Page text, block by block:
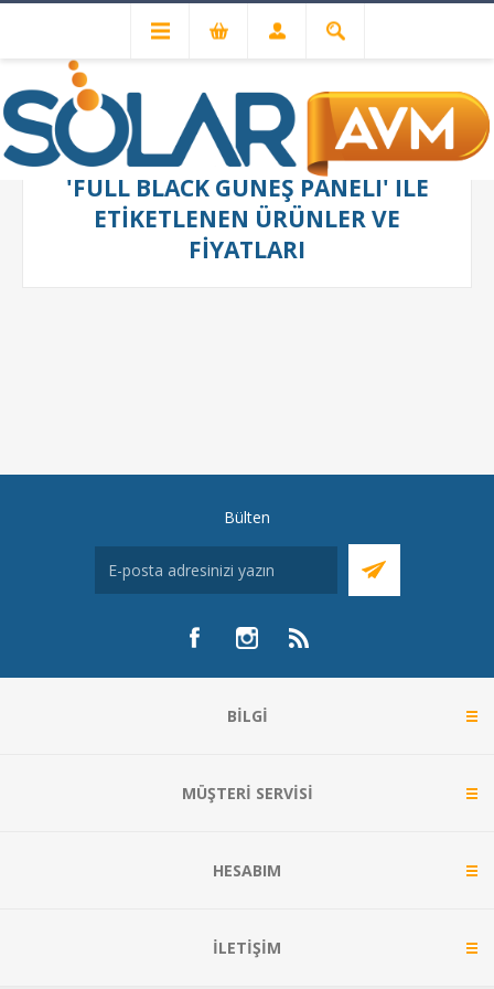
'FULL BLACK GÜNEŞ PANELI' ILE
ETIKETLENEN ÜRÜNLER VE
FIYATLARI
Bülten
BILGI
MÜŞTERI SERVISI
HESABIM
İLETIŞIM